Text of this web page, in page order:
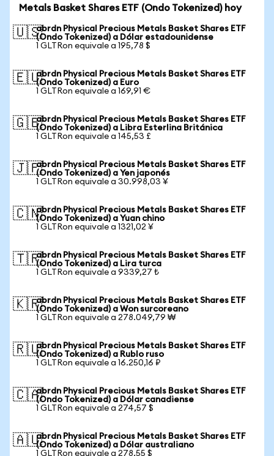
Metals Basket Shares ETF (Ondo Tokenized) hoy
🇺🇸abrdn Physical Precious Metals Basket Shares ETF
(Ondo Tokenized) a Dólar estadounidense
1 GLTRon equivale a 195,78 $
🇪🇺abrdn Physical Precious Metals Basket Shares ETF
(Ondo Tokenized) a Euro
1 GLTRon equivale a 169,91 €
🇬🇧abrdn Physical Precious Metals Basket Shares ETF
(Ondo Tokenized) a Libra Esterlina Británica
1 GLTRon equivale a 145,53 £
🇯🇵abrdn Physical Precious Metals Basket Shares ETF
(Ondo Tokenized) a Yen japonés
1 GLTRon equivale a 30.998,03 ¥
🇨🇳abrdn Physical Precious Metals Basket Shares ETF
(Ondo Tokenized) a Yuan chino
1 GLTRon equivale a 1321,02 ¥
🇹🇷abrdn Physical Precious Metals Basket Shares ETF
(Ondo Tokenized) a Lira turca
1 GLTRon equivale a 9339,27 ₺
🇰🇷abrdn Physical Precious Metals Basket Shares ETF
(Ondo Tokenized) a Won surcoreano
1 GLTRon equivale a 278.049,79 ₩
🇷🇺abrdn Physical Precious Metals Basket Shares ETF
(Ondo Tokenized) a Rublo ruso
1 GLTRon equivale a 16.250,16 ₽
🇨🇦abrdn Physical Precious Metals Basket Shares ETF
(Ondo Tokenized) a Dólar canadiense
1 GLTRon equivale a 274,57 $
🇦🇺abrdn Physical Precious Metals Basket Shares ETF
(Ondo Tokenized) a Dólar australiano
1 GLTRon equivale a 278,55 $